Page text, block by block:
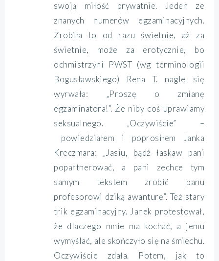
swoją miłość prywatnie. Jeden ze
znanych numerów egzaminacyjnych.
Zrobiła to od razu świetnie, aż za
świetnie, może za erotycznie, bo
ochmistrzyni PWST (wg terminologii
Bogusławskiego) Rena T. nagle się
wyrwała: „Proszę o zmianę
egzaminatora!”. Że niby coś uprawiamy
seksualnego. „Oczywiście” –
powiedziałem i poprosiłem Janka
Kreczmara: „Jasiu, bądź łaskaw pani
popartnerować, a pani zechce tym
samym tekstem zrobić panu
profesorowi dziką awanturę”. Też stary
trik egzaminacyjny. Janek protestował,
że dlaczego mnie ma kochać, a jemu
wymyślać, ale skończyło się na śmiechu.
Oczywiście zdała. Potem, jak to